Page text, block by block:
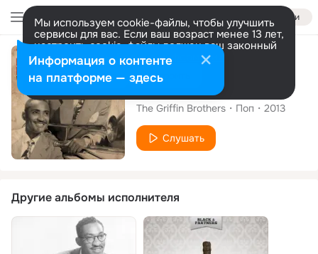
Войти
Мы используем cookie-файлы, чтобы улучшить
сервисы для вас. Если ваш возраст менее 13 лет,
настроить cookie-файлы должен ваш законный
представитель. Больше информации
Разрешить все Настроить
Сингл
Weepin' and Cryin'
The Griffin Brothers Поп 2013
Слушать
Другие альбомы исполнителя
Информация о контенте
на платформе — здесь